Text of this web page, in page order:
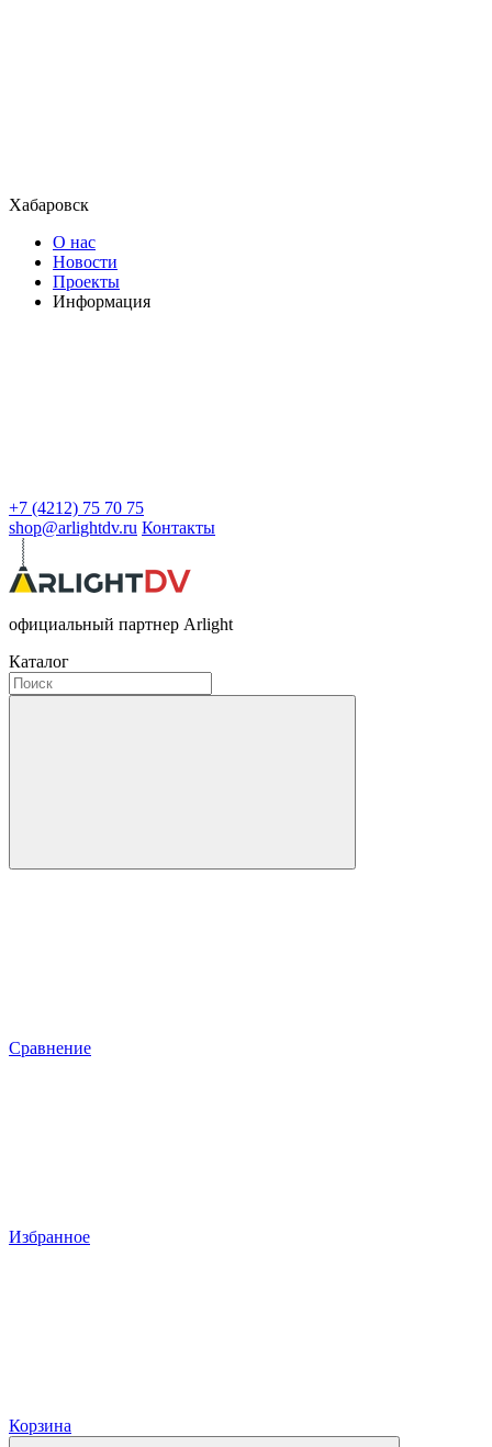
Хабаровск
О нас
Новости
Проекты
Информация
+7 (4212) 75 70 75
shop@arlightdv.ru Контакты
официальный партнер Arlight
Каталог
Сравнение
Избранное
Корзина